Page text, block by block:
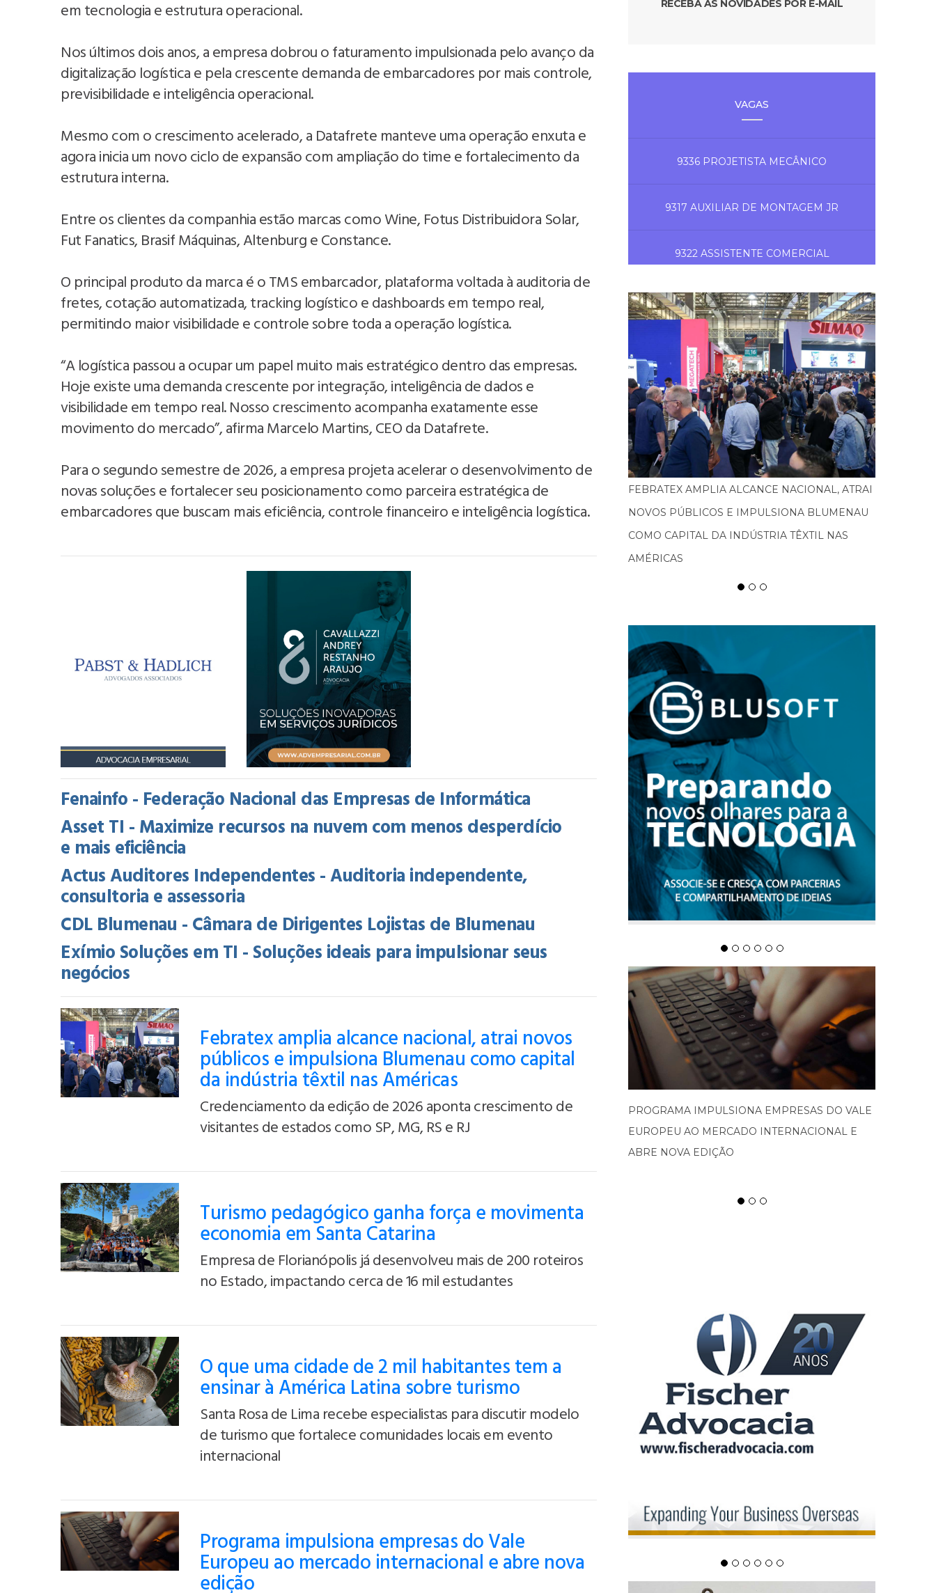
em tecnologia e estrutura operacional.
Nos últimos dois anos, a empresa dobrou o faturamento impulsionada pelo avanço da
digitalização logística e pela crescente demanda de embarcadores por mais controle,
previsibilidade e inteligência operacional.
Mesmo com o crescimento acelerado, a Datafrete manteve uma operação enxuta e
agora inicia um novo ciclo de expansão com ampliação do time e fortalecimento da
estrutura interna.
Entre os clientes da companhia estão marcas como Wine, Fotus Distribuidora Solar,
Fut Fanatics, Brasif Máquinas, Altenburg e Constance.
O principal produto da marca é o TMS embarcador, plataforma voltada à auditoria de
fretes, cotação automatizada, tracking logístico e dashboards em tempo real,
permitindo maior visibilidade e controle sobre toda a operação logística.
“A logística passou a ocupar um papel muito mais estratégico dentro das empresas.
Hoje existe uma demanda crescente por integração, inteligência de dados e
visibilidade em tempo real. Nosso crescimento acompanha exatamente esse
movimento do mercado”, afirma Marcelo Martins, CEO da Datafrete.
Para o segundo semestre de 2026, a empresa projeta acelerar o desenvolvimento de
novas soluções e fortalecer seu posicionamento como parceira estratégica de
embarcadores que buscam mais eficiência, controle financeiro e inteligência logística.
Fenainfo - Federação Nacional das Empresas de Informática
Asset TI - Maximize recursos na nuvem com menos desperdício
e mais eficiência
Actus Auditores Independentes - Auditoria independente,
consultoria e assessoria
CDL Blumenau - Câmara de Dirigentes Lojistas de Blumenau
Exímio Soluções em TI - Soluções ideais para impulsionar seus
negócios
Febratex amplia alcance nacional, atrai novos
públicos e impulsiona Blumenau como capital
da indústria têxtil nas Américas
Credenciamento da edição de 2026 aponta crescimento de
visitantes de estados como SP, MG, RS e RJ
Turismo pedagógico ganha força e movimenta
economia em Santa Catarina
Empresa de Florianópolis já desenvolveu mais de 200 roteiros
no Estado, impactando cerca de 16 mil estudantes
O que uma cidade de 2 mil habitantes tem a
ensinar à América Latina sobre turismo
Santa Rosa de Lima recebe especialistas para discutir modelo
de turismo que fortalece comunidades locais em evento
internacional
Programa impulsiona empresas do Vale
Europeu ao mercado internacional e abre nova
edição
RECEBA AS NOVIDADES POR E-MAIL
VAGAS
9336 PROJETISTA MECÂNICO
9317 AUXILIAR DE MONTAGEM JR
9322 ASSISTENTE COMERCIAL
TURISMO PEDAGÓGICO GANHA FORÇA E
MOVIMENTA ECONOMIA EM SANTA CATARINA
SPATEN TISCH CHEGA À OKTOBERFEST DE
BLUMENAU PARA CELEBRAR O RITUAL DA
CERVEJA E DOS ENCONTROS